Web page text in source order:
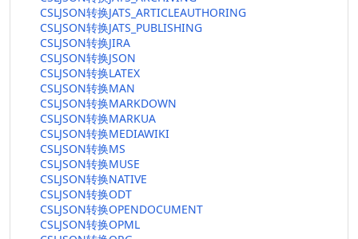
CSLJSON转换JATS_ARTICLEAUTHORING
CSLJSON转换JATS_PUBLISHING
CSLJSON转换JIRA
CSLJSON转换JSON
CSLJSON转换LATEX
CSLJSON转换MAN
CSLJSON转换MARKDOWN
CSLJSON转换MARKUA
CSLJSON转换MEDIAWIKI
CSLJSON转换MS
CSLJSON转换MUSE
CSLJSON转换NATIVE
CSLJSON转换ODT
CSLJSON转换OPENDOCUMENT
CSLJSON转换OPML